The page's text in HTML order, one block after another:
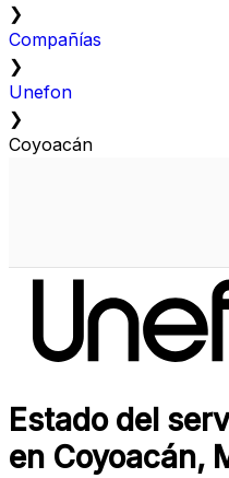
❯
Compañías
❯
Unefon
❯
Coyoacán
Estado del
en Coyoacán,